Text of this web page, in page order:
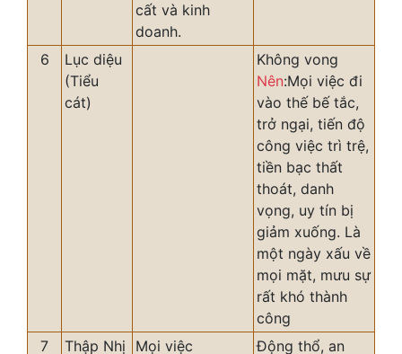
cất và kinh
doanh.
6
Lục diệu
(Tiểu
cát)
Không vong
Nên:Mọi việc đi
vào thế bế tắc,
trở ngại, tiến độ
công việc trì trệ,
tiền bạc thất
thoát, danh
vọng, uy tín bị
giảm xuống. Là
một ngày xấu về
mọi mặt, mưu sự
rất khó thành
công
7
Thập Nhị Mọi việc Động thổ, an